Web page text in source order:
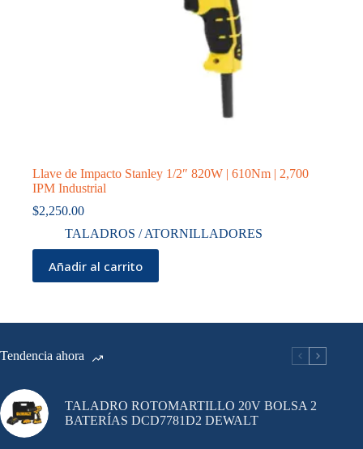
Llave de Impacto Stanley 1/2″ 820W | 610Nm | 2,700
IPM Industrial
$2,250.00
TALADROS / ATORNILLADORES
Añadir al carrito
Tendencia ahora
TALADRO ROTOMARTILLO 20V BOLSA 2
BATERÍAS DCD7781D2 DEWALT